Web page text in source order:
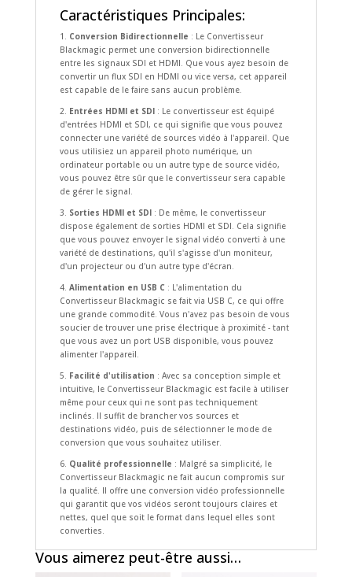
Caractéristiques Principales:
1. Conversion Bidirectionnelle : Le Convertisseur
Blackmagic permet une conversion bidirectionnelle
entre les signaux SDI et HDMI. Que vous ayez besoin de
convertir un flux SDI en HDMI ou vice versa, cet appareil
est capable de le faire sans aucun problème.
2. Entrées HDMI et SDI: Le convertisseur est équipé
d'entrées HDMI et SDI, ce qui signifie que vous pouvez
connecter une variété de sources vidéo à l'appareil. Que
vous utilisiez un appareil photo numérique, un
ordinateur portable ou un autre type de source vidéo,
vous pouvez être sûr que le convertisseur sera capable
de gérer le signal.
3. Sorties HDMI et SDI: De même, le convertisseur
dispose également de sorties HDMI et SDI. Cela signifie
que vous pouvez envoyer le signal vidéo converti à une
variété de destinations, qu'il s'agisse d'un moniteur,
d'un projecteur ou d'un autre type d'écran.
4. Alimentation en USB C : L'alimentation du
Convertisseur Blackmagic se fait via USB C, ce qui offre
une grande commodité. Vous n'avez pas besoin de vous
soucier de trouver une prise électrique à proximité - tant
que vous avez un port USB disponible, vous pouvez
alimenter l'appareil.
5. Facilité d'utilisation : Avec sa conception simple et
intuitive, le Convertisseur Blackmagic est facile à utiliser
même pour ceux qui ne sont pas techniquement
inclinés. Il suffit de brancher vos sources et
destinations vidéo, puis de sélectionner le mode de
conversion que vous souhaitez utiliser.
6. Qualité professionnelle : Malgré sa simplicité, le
Convertisseur Blackmagic ne fait aucun compromis sur
la qualité. Il offre une conversion vidéo professionnelle
qui garantit que vos vidéos seront toujours claires et
nettes, quel que soit le format dans lequel elles sont
converties.
Vous aimerez peut-être aussi…